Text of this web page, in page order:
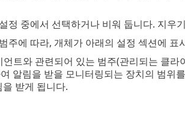
정 중에서 선택하거나 비워 둡니다. 지우
주에 따라, 개체가 아래의 설정 섹션에 표
트와 관련되어 있는 범주(관리되는 클라
알림을 받을 모니터링되는 장치의 범위
받게 됩니다.